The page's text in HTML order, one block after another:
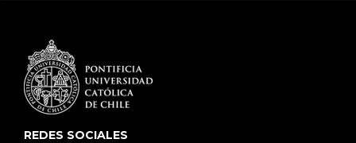
REDES SOCIALES